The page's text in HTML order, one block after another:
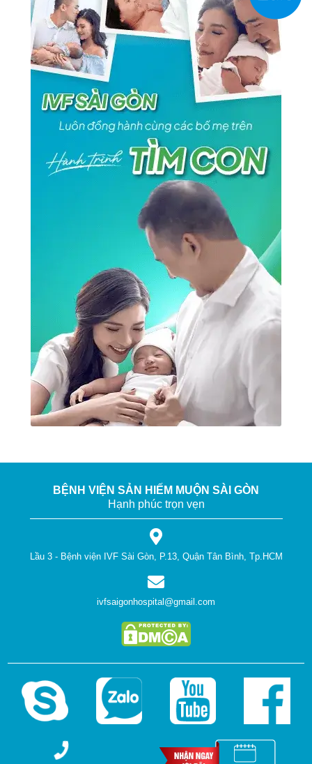
BỆNH VIỆN SẢN HIẾM MUỘN SÀI GÒN
Hạnh phúc trọn vẹn
Lầu 3 - Bệnh viện IVF Sài Gòn, P.13, Quận Tân Bình, Tp.HCM
ivfsaigonhospital@gmail.com